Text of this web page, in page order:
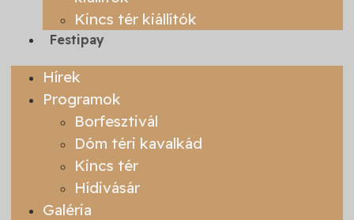
Kincs tér kiállítók
Festipay
Hírek
Programok
Borfesztivál
Dóm téri kavalkád
Kincs tér
Hídivásár
Galéria